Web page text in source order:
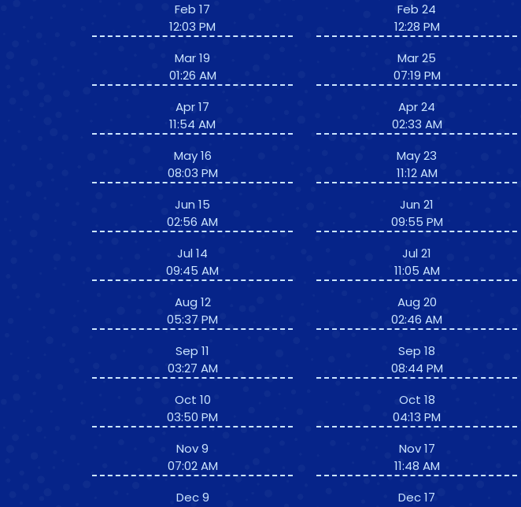
Feb 17
12:03 PM
Mar 19
01:26 AM
Apr 17
11:54 AM
May 16
08:03 PM
Jun 15
02:56 AM
Jul 14
09:45 AM
Aug 12
05:37 PM
Sep 11
03:27 AM
Oct 10
03:50 PM
Nov 9
07:02 AM
Dec 9
Feb 24
12:28 PM
Mar 25
07:19 PM
Apr 24
02:33 AM
May 23
11:12 AM
Jun 21
09:55 PM
Jul 21
11:05 AM
Aug 20
02:46 AM
Sep 18
08:44 PM
Oct 18
04:13 PM
Nov 17
11:48 AM
Dec 17